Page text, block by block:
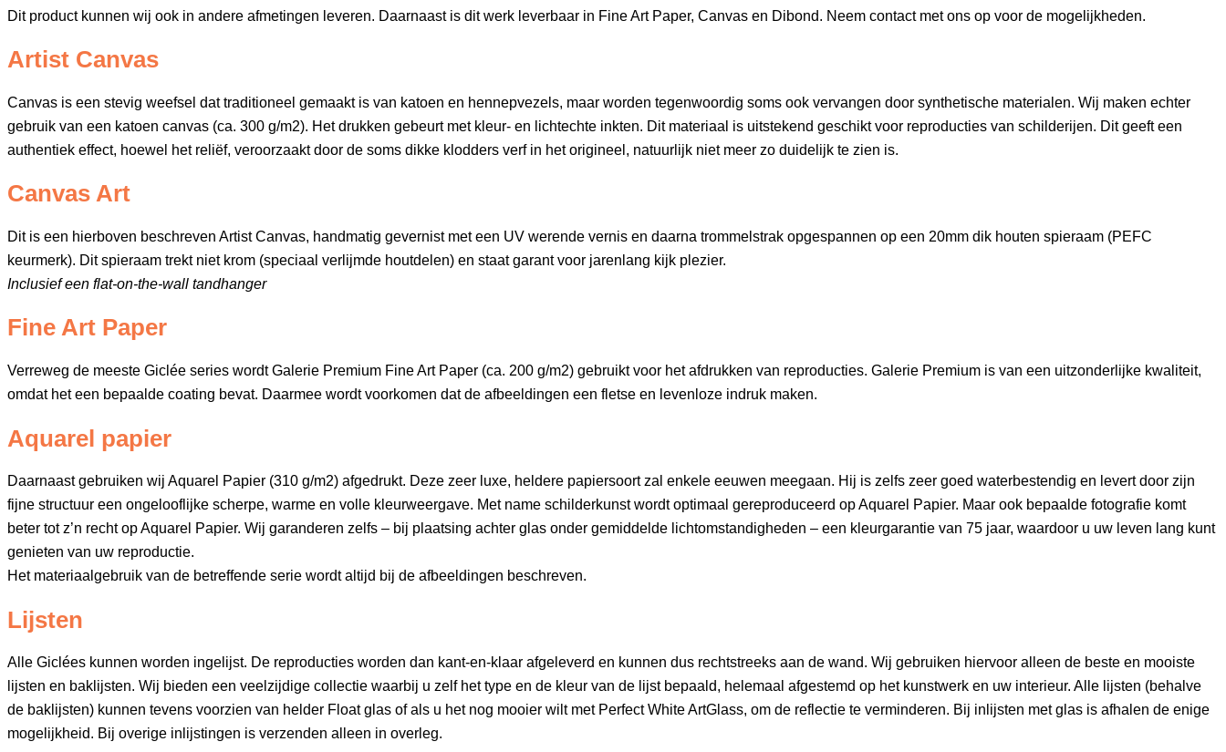
Dit product kunnen wij ook in andere afmetingen leveren. Daarnaast is dit werk leverbaar in Fine Art Paper, Canvas en Dibond. Neem contact met ons op voor de mogelijkheden.
Artist Canvas
Canvas is een stevig weefsel dat traditioneel gemaakt is van katoen en hennepvezels, maar worden tegenwoordig soms ook vervangen door synthetische materialen. Wij maken echter
gebruik van een katoen canvas (ca. 300 g/m2). Het drukken gebeurt met kleur- en lichtechte inkten. Dit materiaal is uitstekend geschikt voor reproducties van schilderijen. Dit geeft een
authentiek effect, hoewel het reliëf, veroorzaakt door de soms dikke klodders verf in het origineel, natuurlijk niet meer zo duidelijk te zien is.
Canvas Art
Dit is een hierboven beschreven Artist Canvas, handmatig gevernist met een UV werende vernis en daarna trommelstrak opgespannen op een 20mm dik houten spieraam (PEFC
keurmerk). Dit spieraam trekt niet krom (speciaal verlijmde houtdelen) en staat garant voor jarenlang kijk plezier.
Inclusief een flat-on-the-wall tandhanger
Fine Art Paper
Verreweg de meeste Giclée series wordt Galerie Premium Fine Art Paper (ca. 200 g/m2) gebruikt voor het afdrukken van reproducties. Galerie Premium is van een uitzonderlijke kwaliteit,
omdat het een bepaalde coating bevat. Daarmee wordt voorkomen dat de afbeeldingen een fletse en levenloze indruk maken.
Aquarel papier
Daarnaast gebruiken wij Aquarel Papier (310 g/m2) afgedrukt. Deze zeer luxe, heldere papiersoort zal enkele eeuwen meegaan. Hij is zelfs zeer goed waterbestendig en levert door zijn
fijne structuur een ongelooflijke scherpe, warme en volle kleurweergave. Met name schilderkunst wordt optimaal gereproduceerd op Aquarel Papier. Maar ook bepaalde fotografie komt
beter tot z’n recht op Aquarel Papier. Wij garanderen zelfs – bij plaatsing achter glas onder gemiddelde lichtomstandigheden – een kleurgarantie van 75 jaar, waardoor u uw leven lang kunt
genieten van uw reproductie.
Het materiaalgebruik van de betreffende serie wordt altijd bij de afbeeldingen beschreven.
Lijsten
Alle Giclées kunnen worden ingelijst. De reproducties worden dan kant-en-klaar afgeleverd en kunnen dus rechtstreeks aan de wand. Wij gebruiken hiervoor alleen de beste en mooiste
lijsten en baklijsten. Wij bieden een veelzijdige collectie waarbij u zelf het type en de kleur van de lijst bepaald, helemaal afgestemd op het kunstwerk en uw interieur. Alle lijsten (behalve
de baklijsten) kunnen tevens voorzien van helder Float glas of als u het nog mooier wilt met Perfect White ArtGlass, om de reflectie te verminderen. Bij inlijsten met glas is afhalen de enige
mogelijkheid. Bij overige inlijstingen is verzenden alleen in overleg.